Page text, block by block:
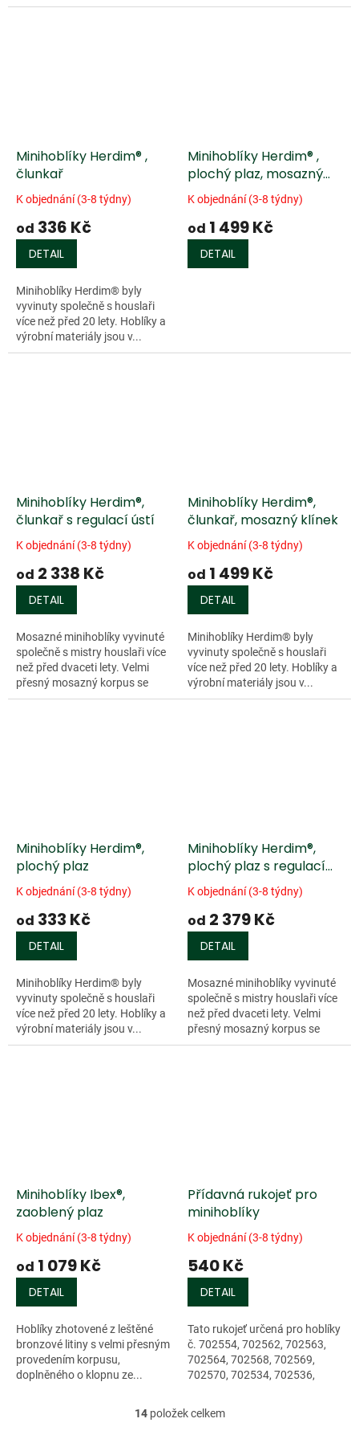
vybaven...
Minihoblíky Herdim® ,
člunkař
K objednání (3-8 týdny)
od 336 Kč
DETAIL
Minihoblíky Herdim® byly
vyvinuty společně s houslaři
více než před 20 lety. Hoblíky a
výrobní materiály jsou v...
Minihoblíky Herdim® ,
plochý plaz, mosazný
klínek
K objednání (3-8 týdny)
od 1 499 Kč
DETAIL
Minihoblíky Herdim®,
člunkař s regulací ústí
K objednání (3-8 týdny)
od 2 338 Kč
DETAIL
Mosazné minihoblíky vyvinuté
společně s mistry houslaři více
než před dvaceti lety. Velmi
přesný mosazný korpus se
stavitelným...
Minihoblíky Herdim®,
člunkař, mosazný klínek
K objednání (3-8 týdny)
od 1 499 Kč
DETAIL
Minihoblíky Herdim® byly
vyvinuty společně s houslaři
více než před 20 lety. Hoblíky a
výrobní materiály jsou v...
Minihoblíky Herdim®,
plochý plaz
K objednání (3-8 týdny)
od 333 Kč
DETAIL
Minihoblíky Herdim® byly
vyvinuty společně s houslaři
více než před 20 lety. Hoblíky a
výrobní materiály jsou v...
Minihoblíky Herdim®,
plochý plaz s regulací
ústí
K objednání (3-8 týdny)
od 2 379 Kč
DETAIL
Mosazné minihoblíky vyvinuté
společně s mistry houslaři více
než před dvaceti lety. Velmi
přesný mosazný korpus se
stavitelným...
Minihoblíky Ibex®,
zaoblený plaz
K objednání (3-8 týdny)
od 1 079 Kč
DETAIL
Hoblíky zhotovené z leštěné
bronzové litiny s velmi přesným
provedením korpusu,
doplněného o klopnu ze...
Přídavná rukojeť pro
minihoblíky
K objednání (3-8 týdny)
540 Kč
DETAIL
Tato rukojeť určená pro hoblíky
č. 702554, 702562, 702563,
702564, 702568, 702569,
702570, 702534, 702536,
O
14položek celkem